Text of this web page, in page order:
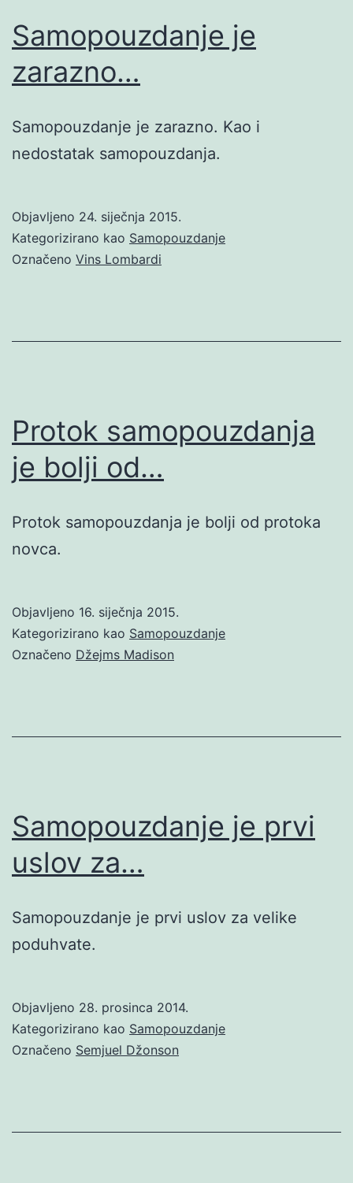
Samopouzdanje je
zarazno…
Samopouzdanje je zarazno. Kao i
nedostatak samopouzdanja.
Objavljeno 24. siječnja 2015.
Kategorizirano kao Samopouzdanje
Označeno Vins Lombardi
Protok samopouzdanja
je bolji od…
Protok samopouzdanja je bolji od protoka
novca.
Objavljeno 16. siječnja 2015.
Kategorizirano kao Samopouzdanje
Označeno Džejms Madison
Samopouzdanje je prvi
uslov za…
Samopouzdanje je prvi uslov za velike
poduhvate.
Objavljeno 28. prosinca 2014.
Kategorizirano kao Samopouzdanje
Označeno Semjuel Džonson